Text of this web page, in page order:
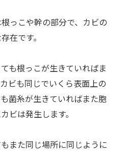
っこや幹の部分で、カビの
在です。
も根っこが生きていればま
ビも同じでいくら表面上の
菌糸が生きていればまた胞
ビは発生します。
また同じ場所に同じように